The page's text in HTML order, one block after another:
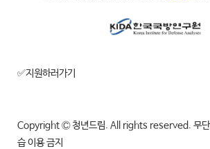
✅지원하러가기
Copyright Ⓒ 청년드림. All rights reserved. 무단
습 이용 금지